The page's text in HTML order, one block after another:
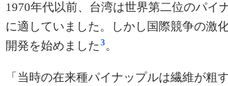
1970年代以前、台湾は世界第二位のパイ
に適していました。しかし国際競争の激
開発を始めました 3。
「当時の在来種パイナップルは繊維が